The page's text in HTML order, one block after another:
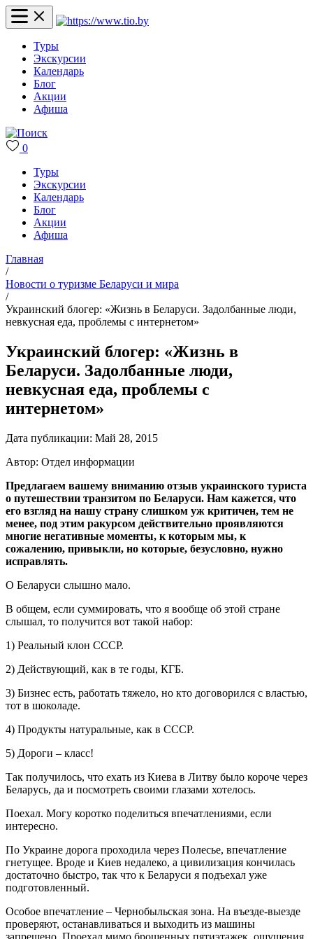
Туры
Экскурсии
Календарь
Блог
Акции
Афиша
0
Туры
Экскурсии
Календарь
Блог
Акции
Афиша
Главная
/
Новости о туризме Беларуси и мира
/
Украинский блогер: «Жизнь в Беларуси. Задолбанные люди,
невкусная еда, проблемы с интернетом»
Украинский блогер: «Жизнь в
Беларуси. Задолбанные люди,
невкусная еда, проблемы с
интернетом»
Дата публикации: Май 28, 2015
Автор: Отдел информации
Предлагаем вашему вниманию отзыв украинского туриста
о путешествии транзитом по Беларуси. Нам кажется, что
его взгляд на нашу страну слишком уж критичен, тем не
менее, под этим ракурсом действительно проявляются
многие негативные моменты, к которым мы, к
сожалению, привыкли, но которые, безусловно, нужно
исправлять.
О Беларуси слышно мало.
В общем, если суммировать, что я вообще об этой стране
слышал, то получится вот такой набор:
1) Реальный клон СССР.
2) Действующий, как в те годы, КГБ.
3) Бизнес есть, работать тяжело, но кто договорился с властью,
тот в шоколаде.
4) Продукты натуральные, как в СССР.
5) Дороги – класс!
Так получилось, что ехать из Киева в Литву было короче через
Беларусь, да и посмотреть своими глазами хотелось.
Поехал. Могу коротко поделиться впечатлениями, если
интересно.
По Украине дорога проходила через Полесье, впечатление
гнетущее. Вроде и Киев недалеко, а цивилизация кончилась
достаточно быстро, так что к Беларуси я подъехал уже
подготовленный.
Особое впечатление – Чернобыльская зона. На въезде-выезде
проверяют, останавливаться и выходить из машины
запрещено. Проехал мимо брошенных пятиэтажек, ощущения